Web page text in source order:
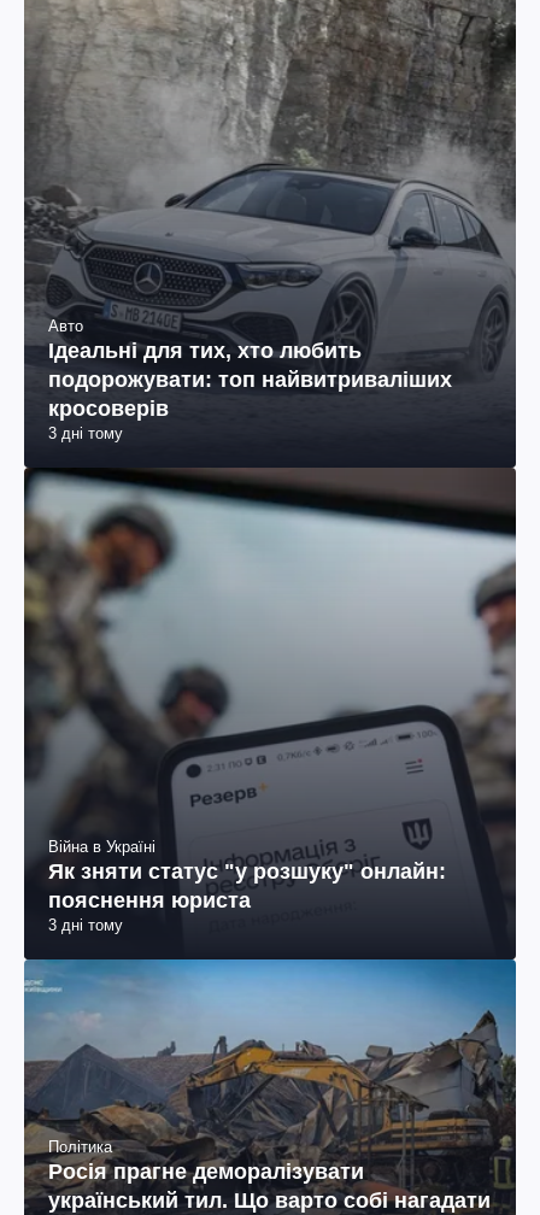
Авто
Ідеальні для тих, хто любить
подорожувати: топ найвитриваліших
кросоверів
3 дні тому
Війна в Україні
Як зняти статус "у розшуку" онлайн:
пояснення юриста
3 дні тому
Політика
Росія прагне деморалізувати
український тил. Що варто собі нагадати